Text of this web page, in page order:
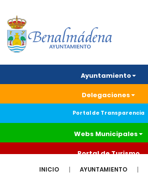
Ayuntamiento
Delegaciones
Portal de Transparencia
Webs Municipales
Portal de Turismo
INICIO AYUNTAMIENTO